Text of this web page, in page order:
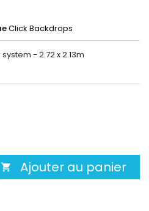
Click Backdrops
- 2.72 x 2.13m
 Ajouter au panier